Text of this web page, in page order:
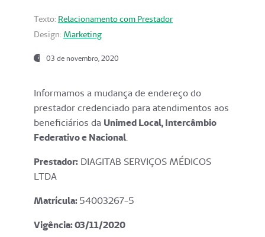
Texto: Relacionamento com Prestador
Design: Marketing
03 de novembro, 2020
Informamos a mudança de endereço do
prestador credenciado para atendimentos aos
beneficiários da Unimed Local, Intercâmbio
Federativo e Nacional.
Prestador: DIAGITAB SERVIÇOS MÉDICOS
LTDA
Matrícula:54003267-5
Vigência: 03/11/2020